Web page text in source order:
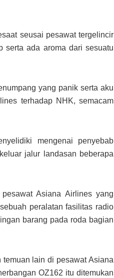
seusai pesawat tergelincir
serta ada aroma dari sesuatu
yang panik serta aku
terhadap NHK, semacam
mengenai penyebab
jalur landasan beberapa
Asiana Airlines yang
peralatan fasilitas radio
barang pada roda bagian
lain di pesawat Asiana
OZ162 itu ditemukan